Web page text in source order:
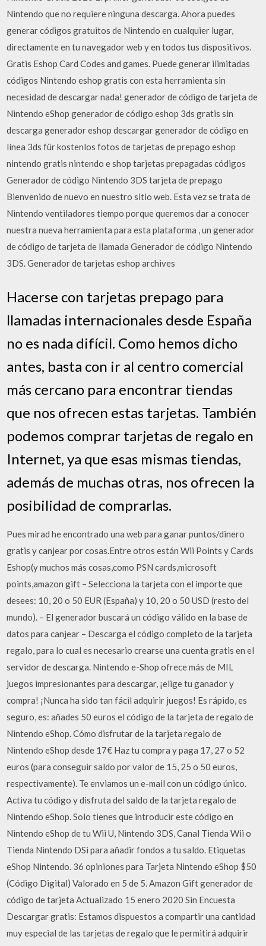
Nintendo que no requiere ninguna descarga. Ahora puedes
generar códigos gratuitos de Nintendo en cualquier lugar,
directamente en tu navegador web y en todos tus dispositivos.
Gratis Eshop Card Codes and games. Puede generar ilimitadas
códigos Nintendo eshop gratis con esta herramienta sin
necesidad de descargar nada! generador de código de tarjeta de
Nintendo eShop generador de código eshop 3ds gratis sin
descarga generador eshop descargar generador de código en
línea 3ds für kostenlos fotos de tarjetas de prepago eshop
nintendo gratis nintendo e shop tarjetas prepagadas códigos
Generador de código Nintendo 3DS tarjeta de prepago
Bienvenido de nuevo en nuestro sitio web. Esta vez se trata de
Nintendo ventiladores tiempo porque queremos dar a conocer
nuestra nueva herramienta para esta plataforma , un generador
de código de tarjeta de llamada Generador de código Nintendo
3DS. Generador de tarjetas eshop archives
Hacerse con tarjetas prepago para
llamadas internacionales desde España
no es nada difícil. Como hemos dicho
antes, basta con ir al centro comercial
más cercano para encontrar tiendas
que nos ofrecen estas tarjetas. También
podemos comprar tarjetas de regalo en
Internet, ya que esas mismas tiendas,
además de muchas otras, nos ofrecen la
posibilidad de comprarlas.
Pues mirad he encontrado una web para ganar puntos/dinero
gratis y canjear por cosas.Entre otros están Wii Points y Cards
Eshop(y muchos más cosas,como PSN cards,microsoft
points,amazon gift – Selecciona la tarjeta con el importe que
desees: 10, 20 o 50 EUR (España) y 10, 20 o 50 USD (resto del
mundo). – El generador buscará un código válido en la base de
datos para canjear – Descarga el código completo de la tarjeta
regalo, para lo cual es necesario crearse una cuenta gratis en el
servidor de descarga. Nintendo e-Shop ofrece más de MIL
juegos impresionantes para descargar, ¡elige tu ganador y
compra! ¡Nunca ha sido tan fácil adquirir juegos! Es rápido, es
seguro, es: añades 50 euros el código de la tarjeta de regalo de
Nintendo eShop. Cómo disfrutar de la tarjeta regalo de
Nintendo eShop desde 17€ Haz tu compra y paga 17, 27 o 52
euros (para conseguir saldo por valor de 15, 25 o 50 euros,
respectivamente). Te enviamos un e-mail con un código único.
Activa tu código y disfruta del saldo de la tarjeta regalo de
Nintendo eShop. Solo tienes que introducir este código en
Nintendo eShop de tu Wii U, Nintendo 3DS, Canal Tienda Wii o
Tienda Nintendo DSi para añadir fondos a tu saldo. Etiquetas
eShop Nintendo. 36 opiniones para Tarjeta Nintendo eShop $50
(Código Digital) Valorado en 5 de 5. Amazon Gift generador de
código de tarjeta Actualizado 15 enero 2020 Sin Encuesta
Descargar gratis: Estamos dispuestos a compartir una cantidad
muy especial de las tarjetas de regalo que le permitirá adquirir